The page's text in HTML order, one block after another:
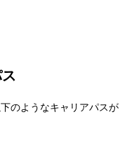
のようなキャリアパスが